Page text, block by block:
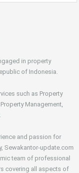
in property
of Indonesia.
such as Property
Management,
and passion for
Sewakantor-update.com
team of professional
covering all aspects of